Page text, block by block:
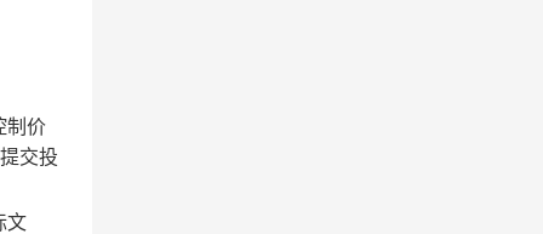
制价
交投
文